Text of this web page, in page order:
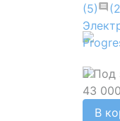
(5)
Под
43
В